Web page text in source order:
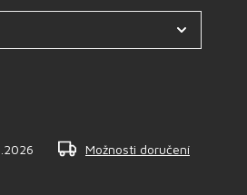
Možnosti doručení